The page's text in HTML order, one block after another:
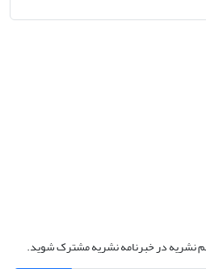
نشریه در خبرنامه نشریه مشترک شوید.